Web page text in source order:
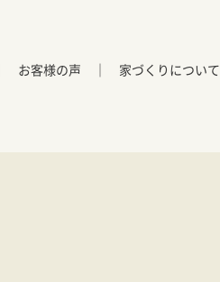
お客様の声 家づくりについて